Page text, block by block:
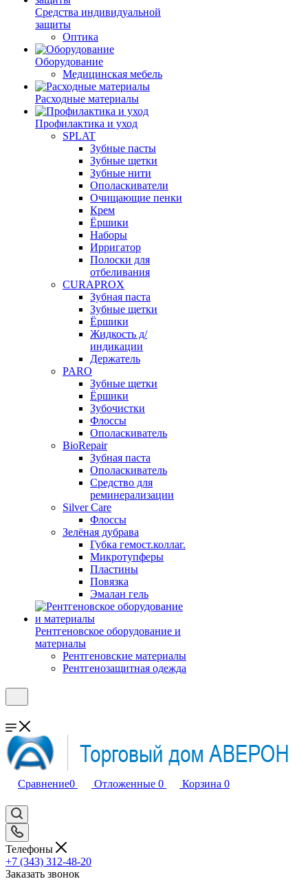
Средства индивидуальной
защиты
Оптика
Оборудование
Медицинская мебель
Расходные материалы
Профилактика и уход
SPLAT
Зубные пасты
Зубные щетки
Зубные нити
Ополаскиватели
Очищающие пенки
Крем
Ёршики
Наборы
Ирригатор
Полоски для
отбеливания
CURAPROX
Зубная паста
Зубные щетки
Ёршики
Жидкость д/
индикации
Держатель
PARO
Зубные щетки
Ёршики
Зубочистки
Флоссы
Ополаскиватель
BioRepair
Зубная паста
Ополаскиватель
Средство для
реминерализации
Silver Care
Флоссы
Зелёная дубрава
Губка гемост.коллаг.
Микротупферы
Пластины
Повязка
Эмалан гель
Рентгеновское оборудование и
материалы
Рентгеновские материалы
Рентгенозащитная одежда
Сравнение0 Отложенные 0 Корзина 0
Телефоны
+7 (343) 312-48-20
Заказать звонок